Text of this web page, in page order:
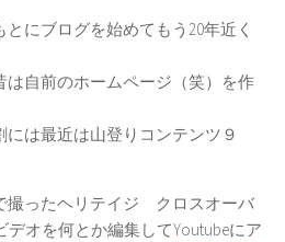
にブログを始めてもう20年近く
自前のホームページ（笑）を作
は最近は山登りコンテンツ９
撮ったヘリテイジ クロスオーバ
デオを何とか編集してYoutubeにア